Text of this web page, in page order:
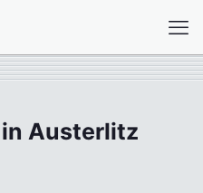
Austerlitz